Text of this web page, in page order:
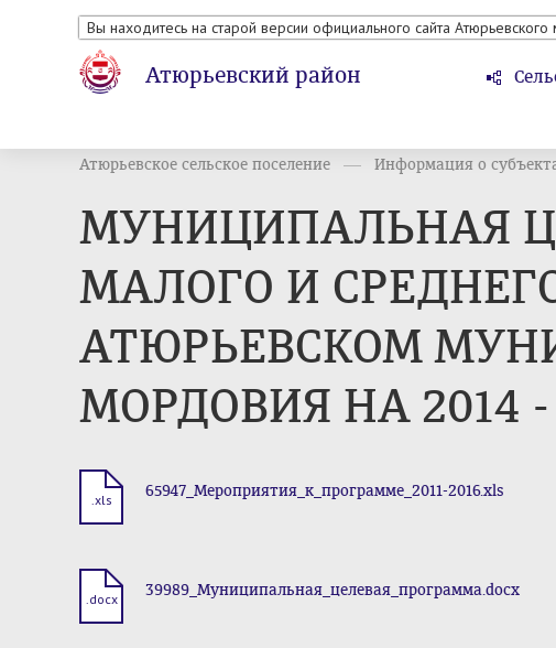
Вы находитесь на старой версии официального сайта
Атюрьевский район
Атюрьевское сельское поселение Информация о
МУНИЦИПАЛЬНАЯ
МАЛОГО И
АТЮРЬЕВСКОМ
МОРДОВИЯ НА 2014
.xls 65947_Мероприятия_к_программе_2011-2016.xls
.docx 39989_Муниципальная_целевая_программа.docx